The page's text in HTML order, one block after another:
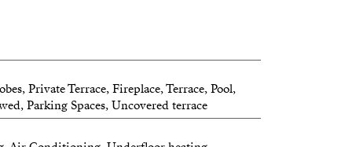
Private Terrace, Fireplace, Terrace, Pool,
Parking Spaces, Uncovered terrace